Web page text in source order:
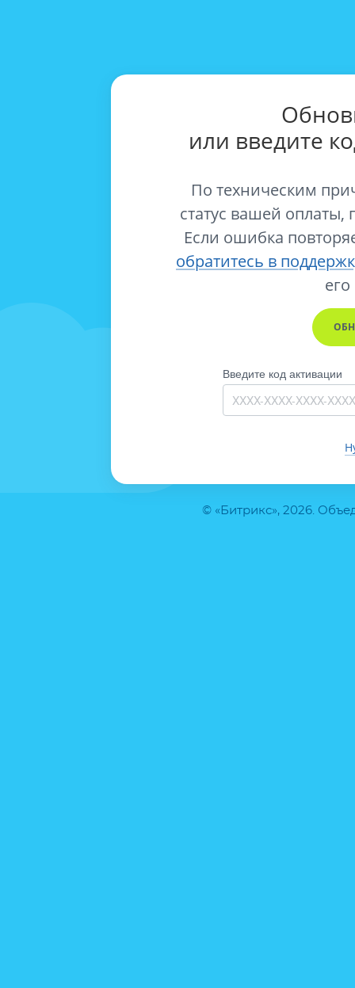
© «Битрикс», 2026.
или введите
По техническим
статус вашей оплаты,
Если ошибка
обратитесь в
его
Введите код активации